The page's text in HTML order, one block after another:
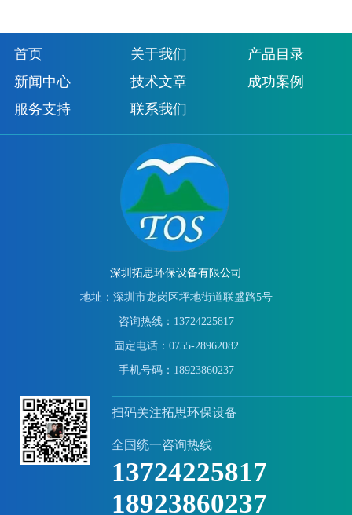
首页 关于我们
产品目录
新闻中心
技术文章
成功案例
服务支持
联系我们
深圳拓思环保设备有限公司
地址：深圳市龙岗区坪地街道联盛路5号
咨询热线：13724225817
固定电话：0755-28962082
手机号码：18923860237
扫码关注拓思环保设备
全国统一咨询热线
13724225817
18923860237